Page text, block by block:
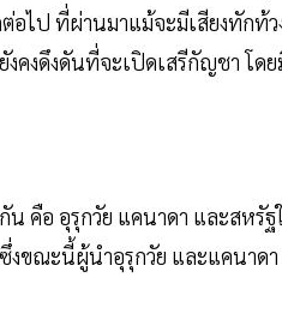
ไป ที่ผ่านมาแม้จะมีเสียงทักท้ว
งดึงดันที่จะเปิดเสรีกัญชา โด
คือ อุรุกวัย แคนาดา และสหรัฐ
ขณะนี้ผู้นำอุรุกวัย และแคนาด